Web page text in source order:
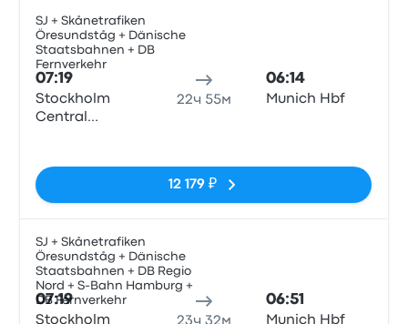
SJ + Skånetrafiken
Öresundståg + Dänische
Staatsbahnen + DB
Fernverkehr
07:19
Stockholm
Central
22ч 55м
06:14
Munich Hbf
12 179 ₽
SJ + Skånetrafiken
Öresundståg + Dänische
Staatsbahnen + DB Regio
Nord + S-Bahn Hamburg +
DB Fernverkehr
07:19
Stockholm
23ч 32м
06:51
Munich Hbf